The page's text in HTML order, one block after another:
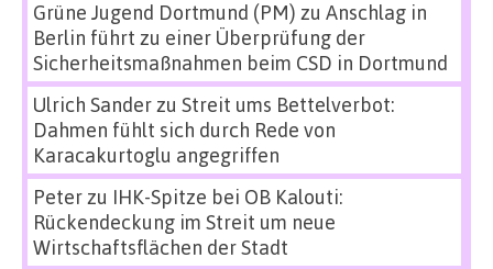
Grüne Jugend Dortmund (PM) zu Anschlag in
Berlin führt zu einer Überprüfung der
Sicherheitsmaßnahmen beim CSD in Dortmund
Ulrich Sanderzu Streit ums Bettelverbot:
Dahmen fühlt sich durch Rede von
Karacakurtoglu angegriffen
Peterzu IHK-Spitze bei OB Kalouti:
Rückendeckung im Streit um neue
Wirtschaftsflächen der Stadt